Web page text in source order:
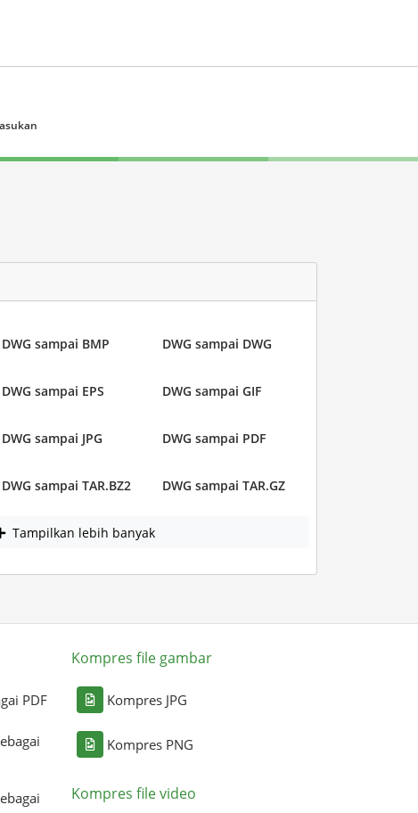
DWG sampai BMP DWG sampai DWG
DWG sampai EPS DWG sampai GIF
DWG sampai JPG DWG sampai PDF
DWG sampai TAR.BZ2 DWG sampai TAR.GZ
Tampilkan lebih banyak
PDF
Kompres file gambar
Kompres JPG
Kompres PNG
Kompres file video